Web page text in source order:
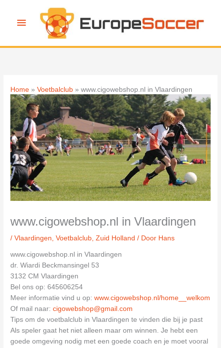
Hoofdmenu
Home Voetbalclub www.cigowebshop.nl in Vlaardingen
www.cigowebshop.nl in Vlaardingen
/Vlaardingen ,Voetbalclub ,Zuid Holland / Door Hans
www.cigowebshop.nl in Vlaardingen
dr. Wiardi Beckmansingel 53
3132 CM Vlaardingen
Bel ons op: 645606254
Meer informatie vind u op:www.cigowebshop.nl/home__welkom
Of mail naar:cigowebshop@gmail.com
Tips om de voetbalclub in Vlaardingen te vinden die bij je past
Als speler gaat het niet alleen maar om winnen. Je hebt een
goede omgeving nodig met een goede coach en je moet vooral